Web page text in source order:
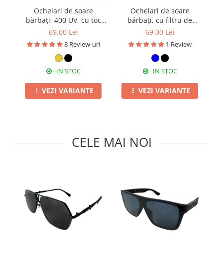
Pilote cu blăniță
Ochelari de soare
bărbați, 400 UV, cu toc
cadou, OSB04
69,00 Lei
8 Review-uri
IN STOC
VEZI VARIANTE
Ochelari de soare
bărbați, cu filtru de
protecție UV 400, cu toc
cadou, OSB55
69,00 Lei
1 Review
IN STOC
VEZI VARIANTE
CELE MAI NOI